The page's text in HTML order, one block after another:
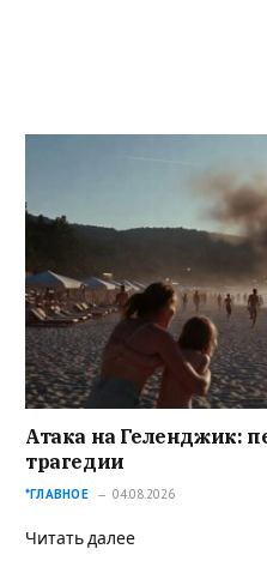
Атака на Геленджик:
трагедии
*ГЛАВНОЕ 04.08.2026
Читать далее